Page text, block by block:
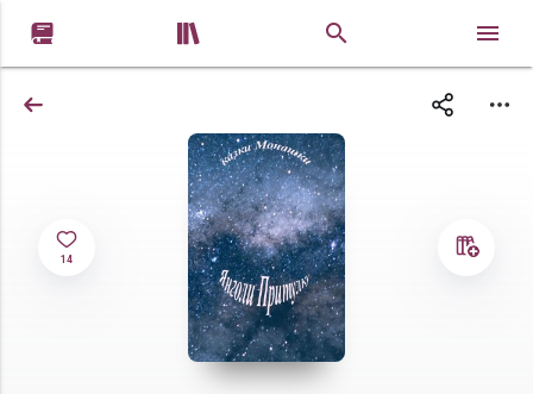
 
14